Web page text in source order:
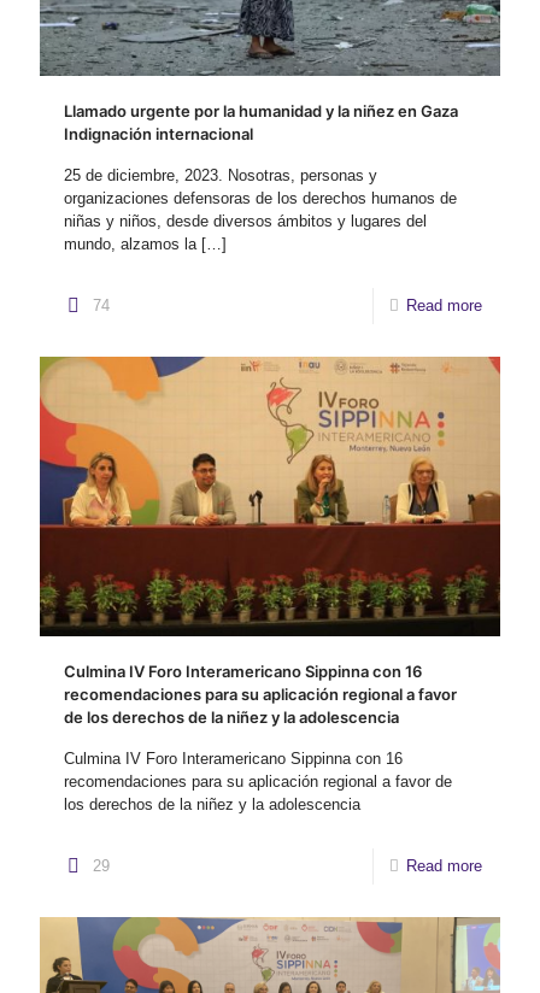
Llamado urgente por la humanidad y la niñez en Gaza
Indignación internacional
25 de diciembre, 2023. Nosotras, personas y
organizaciones defensoras de los derechos humanos de
niñas y niños, desde diversos ámbitos y lugares del
mundo, alzamos la […]
74 Read more
Culmina IV Foro Interamericano Sippinna con 16
recomendaciones para su aplicación regional a favor
de los derechos de la niñez y la adolescencia
Culmina IV Foro Interamericano Sippinna con 16
recomendaciones para su aplicación regional a favor de
los derechos de la niñez y la adolescencia
29 Read more